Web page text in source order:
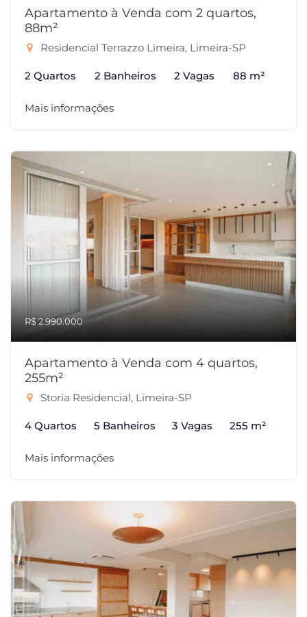
Apartamento à Venda com 2 quartos,
88m²
Residencial Terrazzo Limeira, Limeira-SP
2 Quartos 2 Banheiros 2 Vagas 88 m²
Mais informações
R$ 2.990.000
Apartamento à Venda com 4 quartos,
255m²
Storia Residencial, Limeira-SP
4 Quartos 5 Banheiros 3 Vagas 255 m²
Mais informações